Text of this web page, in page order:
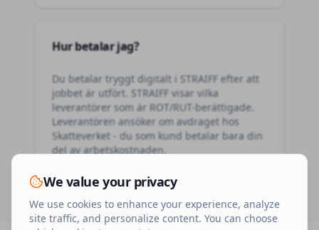
Hur betalar jag?
Du betalar tryggt digitalt i STRAIFF efter att
jobbet är utfört. STRAIFF visar vilka
leverantörer som är ROT/RUT-berättigade.
Leverantören ansöker om avdraget hos
Skatteverket - du som kund betalar bara din
del av arbetskostnaden.
We value your privacy
We use cookies to enhance your experience, analyze
site traffic, and personalize content. You can choose